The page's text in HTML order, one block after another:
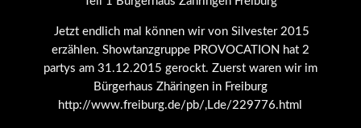
Jetzt endlich mal können wir von Silvester 2015
erzählen. Showtanzgruppe PROVOCATION hat 2
partys am 31.12.2015 gerockt. Zuerst waren wir im
Bürgerhaus Zhäringen in Freiburg
http://www.freiburg.de/pb/,Lde/229776.html